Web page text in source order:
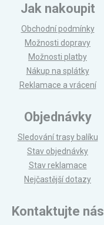
Jak nakoupit
Obchodní podmínky
Možnosti dopravy
Možnosti platby
Nákup na splátky
Reklamace a vrácení
Objednávky
Sledování trasy balíku
Stav objednávky
Stav reklamace
Nejčastější dotazy
Kontaktujte nás